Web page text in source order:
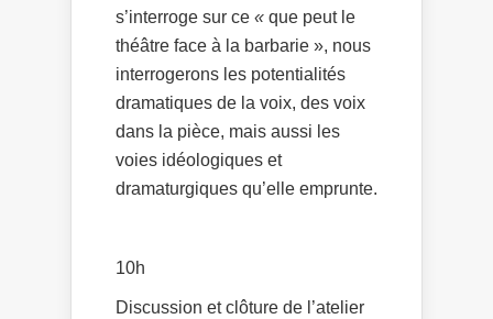
s’interroge sur ce « que peut le
théâtre face à la barbarie », nous
interrogerons les potentialités
dramatiques de la voix, des voix
dans la pièce, mais aussi les
voies idéologiques et
dramaturgiques qu’elle emprunte.
10h
Discussion et clôture de l’atelier